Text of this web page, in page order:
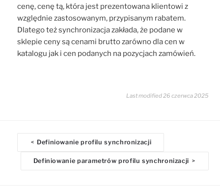
cenę, cenę tą, która jest prezentowana klientowi z
względnie zastosowanym, przypisanym rabatem.
Dlatego też synchronizacja zakłada, że podane w
sklepie ceny są cenami brutto zarówno dla cen w
katalogu jak i cen podanych na pozycjach zamówień.
Last modified 26 czerwca 2025
o
< Definiowanie profilu synchronizacji
Definiowanie parametrów profilu synchronizacji >